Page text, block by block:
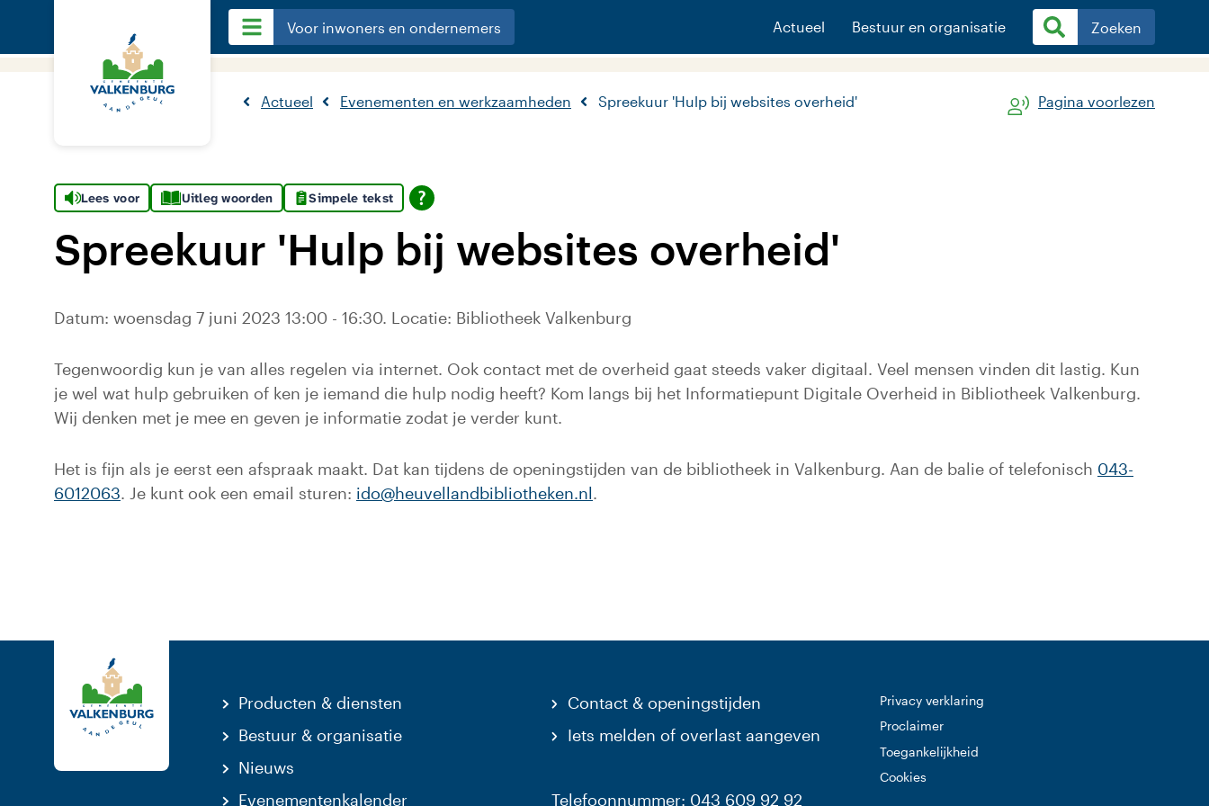
Voor inwoners en ondernemers Actueel Bestuur en organisatie Zoeken
Actueel Evenementen en werkzaamheden Spreekuur 'Hulp bij websites overheid' Pagina voorlezen
Lees voor Uitleg woorden Simpele tekst
Spreekuur 'Hulp bij websites overheid'
Datum: woensdag 7 juni 2023 13:00 - 16:30. Locatie: Bibliotheek Valkenburg
Tegenwoordig kun je van alles regelen via internet. Ook contact met de overheid gaat steeds vaker digitaal. Veel mensen vinden dit lastig. Kun
je wel wat hulp gebruiken of ken je iemand die hulp nodig heeft? Kom langs bij het Informatiepunt Digitale Overheid in Bibliotheek Valkenburg.
Wij denken met je mee en geven je informatie zodat je verder kunt.
Het is fijn als je eerst een afspraak maakt. Dat kan tijdens de openingstijden van de bibliotheek in Valkenburg. Aan de balie of telefonisch 043-
6012063. Je kunt ook een email sturen: ido@heuvellandbibliotheken.nl.
Producten & diensten
Bestuur & organisatie
Nieuws
Evenementenkalender
Contact & openingstijden
Iets melden of overlast aangeven
Telefoonnummer: 043 609 92 92
Privacy verklaring
Proclaimer
Toegankelijkheid
Cookies